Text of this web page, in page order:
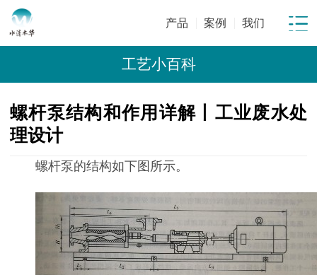
产品 案例 我们
工艺小百科
螺杆泵结构和作用详解丨工业废水处
理设计
螺杆泵的结构如下图所示。